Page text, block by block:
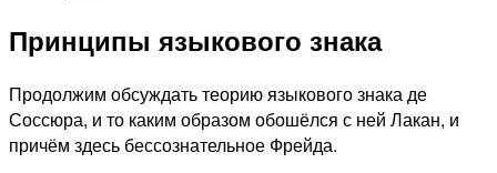
Принципы языкового знака
Продолжим обсуждать теорию языкового знака де
Соссюра, и то каким образом обошёлся с ней Лакан, и
причём здесь бессознательное Фрейда.